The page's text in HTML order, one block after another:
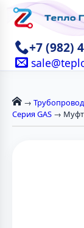
+7 (982)
→
Серия GAS →